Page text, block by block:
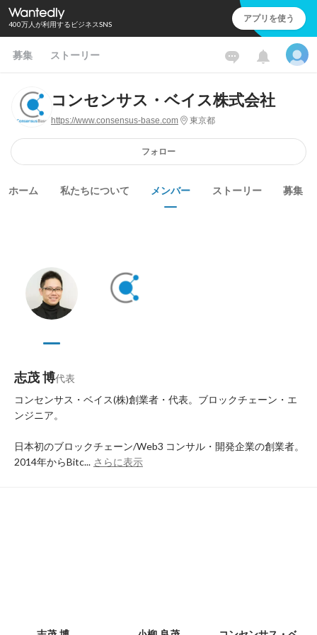
400万人が利用するビジネスSNS アプリを使う
募集 ストーリー
コンセンサス・ベイス株式会社
https://www.consensus-base.com 東京都
フォロー
ホーム 私たちについて メンバー ストーリー 募集
志茂 博代表
コンセンサス・ベイス(株)創業者・代表。ブロックチェーン・エ
ンジニア。
日本初のブロックチェーン/Web3 コンサル・開発企業の創業者。
2014年からBitc... さらに表示